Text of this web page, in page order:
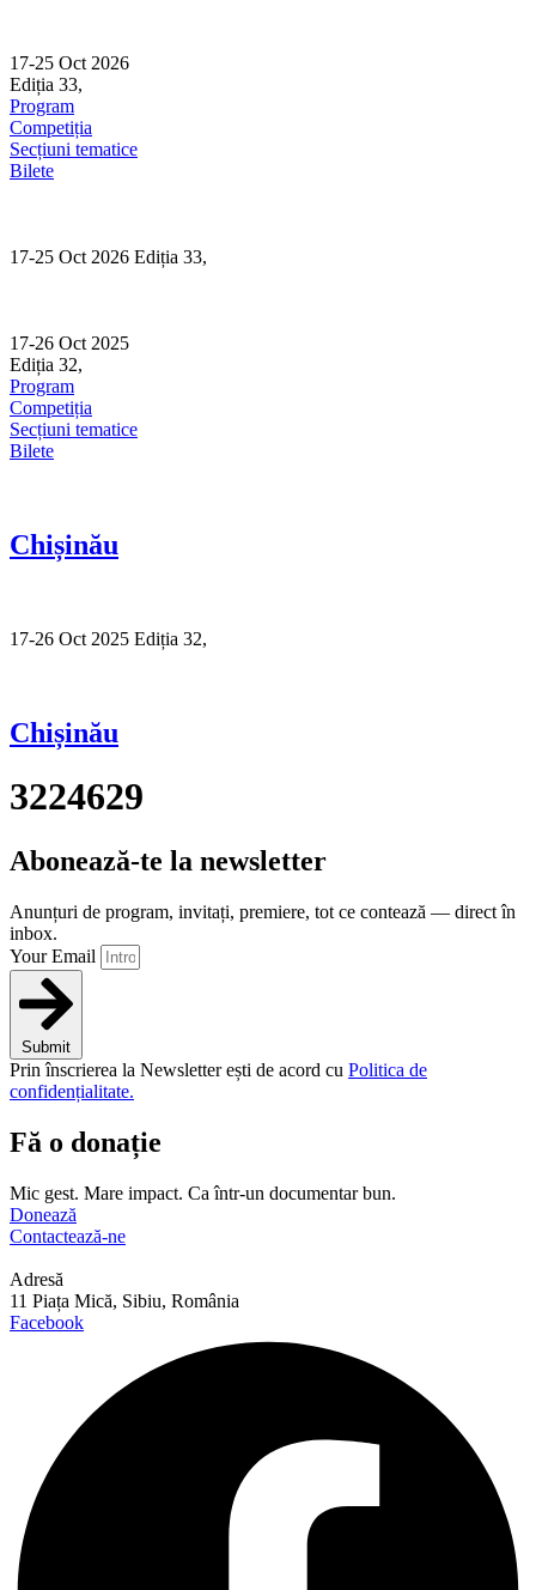
content
17-25 Oct 2026
Ediția 33,
Program
Competiția
Secțiuni tematice
Bilete
17-25 Oct 2026 Ediția 33,
17-26 Oct 2025
Ediția 32,
Program
Competiția
Secțiuni tematice
Bilete
Chișinău
17-26 Oct 2025 Ediția 32,
Chișinău
3224629
Abonează-te la newsletter
Anunțuri de program, invitați, premiere, tot ce contează — direct în
inbox.
Your Email
Submit
Prin înscrierea la Newsletter ești de acord cu Politica de
confidențialitate.
Fă o donație
Mic gest. Mare impact. Ca într-un documentar bun.
Donează
Contactează-ne
Adresă
11 Piața Mică, Sibiu, România
Facebook